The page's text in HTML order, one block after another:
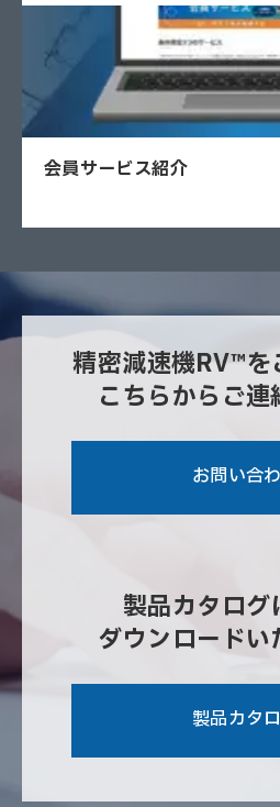
会員サービス紹介
精密減速機RV™を
こちらからご連
お問い合
製品カタログ
ダウンロードい
製品カタ